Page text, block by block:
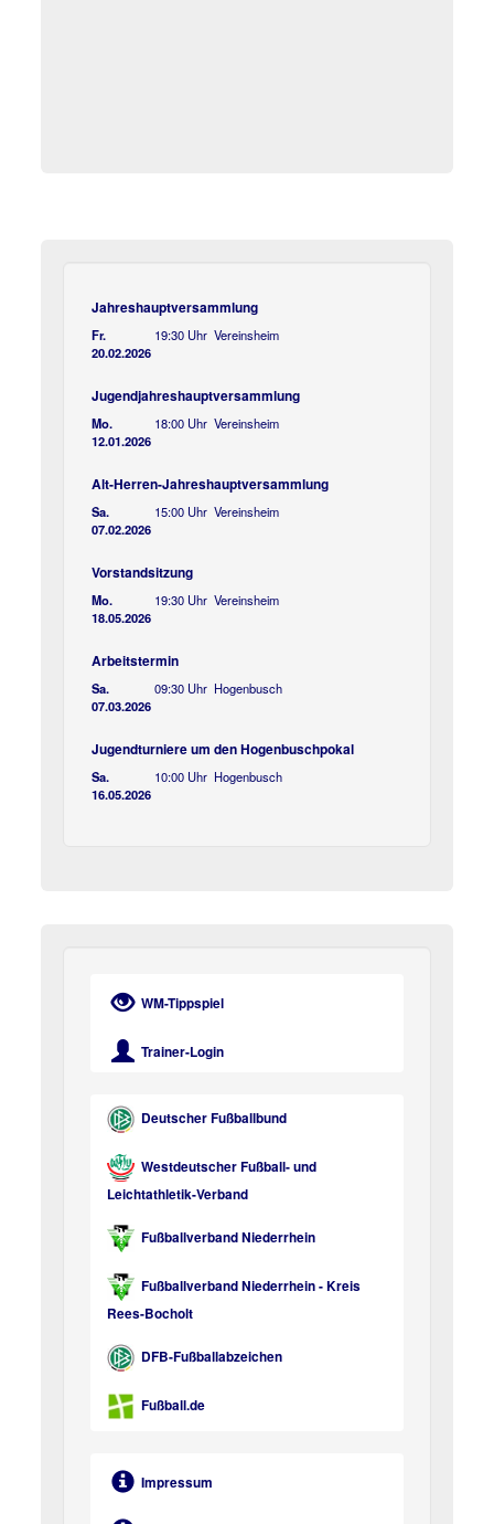
Jahreshauptversammlung
Fr.
20.02.2026
19:30 Uhr Vereinsheim
Jugendjahreshauptversammlung
Mo.
12.01.2026
18:00 Uhr Vereinsheim
Alt-Herren-Jahreshauptversammlung
Sa.
07.02.2026
15:00 Uhr Vereinsheim
Vorstandsitzung
Mo.
18.05.2026
19:30 Uhr Vereinsheim
Arbeitstermin
Sa.
07.03.2026
09:30 Uhr Hogenbusch
Jugendturniere um den Hogenbuschpokal
Sa.
16.05.2026
10:00 Uhr Hogenbusch
WM-Tippspiel
Trainer-Login
Deutscher Fußballbund
Westdeutscher Fußball- und
Leichtathletik-Verband
Fußballverband Niederrhein
Fußballverband Niederrhein - Kreis
Rees-Bocholt
DFB-Fußballabzeichen
Fußball.de
Impressum